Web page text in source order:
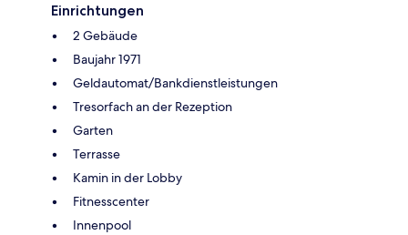
Einrichtungen
2 Gebäude
Baujahr 1971
Geldautomat/Bankdienstleistungen
Tresorfach an der Rezeption
Garten
Terrasse
Kamin in der Lobby
Fitnesscenter
Innenpool